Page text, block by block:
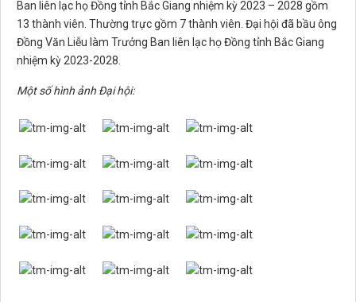
Ban liên lạc họ Đồng tỉnh Bắc Giang nhiệm kỳ 2023 – 2028 gồm
13 thành viên. Thường trực gồm 7 thành viên. Đại hội đã bầu ông
Đồng Văn Liễu làm Trưởng Ban liên lạc họ Đồng tỉnh Bắc Giang
nhiệm kỳ 2023-2028.
Một số hình ảnh Đại hội: